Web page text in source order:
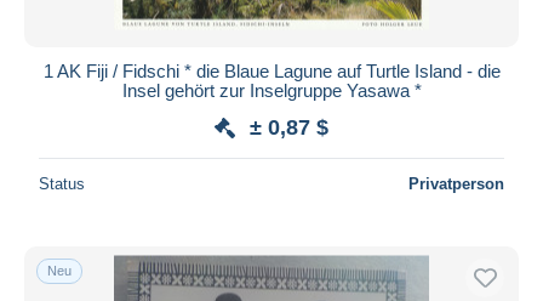
Alle Laufzeiten
Endet in
Preis
Kostenloser Versand
1 AK Fiji / Fidschi * die Blaue Lagune auf Turtle Island - die
Insel gehört zur Inselgruppe Yasawa *
± 0,87 $
Status Privatperson
Neu